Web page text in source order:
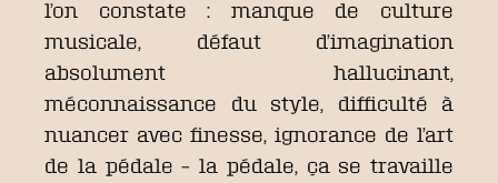
l’on constate : manque de culture
musicale, défaut d’imagination
absolument hallucinant,
méconnaissance du style, difficulté à
nuancer avec finesse, ignorance de l’art
de la pédale – la pédale, ça se travaille